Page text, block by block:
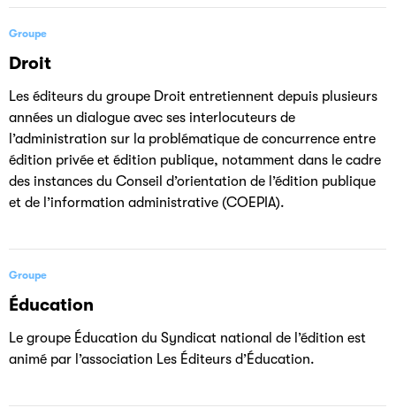
Groupe
Droit
Les éditeurs du groupe Droit entretiennent depuis plusieurs
années un dialogue avec ses interlocuteurs de
l’administration sur la problématique de concurrence entre
édition privée et édition publique, notamment dans le cadre
des instances du Conseil d’orientation de l’édition publique
et de l’information administrative (COEPIA).
Groupe
Éducation
Le groupe Éducation du Syndicat national de l’édition est
animé par l’association Les Éditeurs d’Éducation.